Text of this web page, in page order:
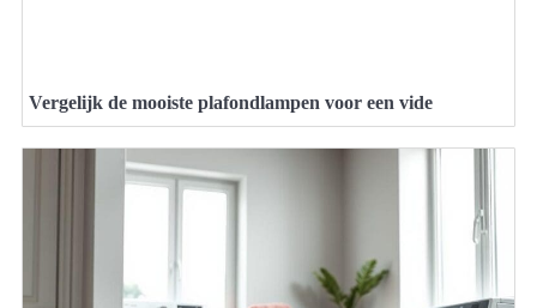
Vergelijk de mooiste plafondlampen voor een vide